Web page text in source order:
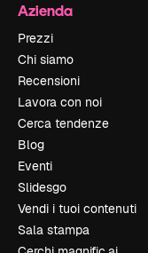
Azienda
Prezzi
Chi siamo
Recensioni
Lavora con noi
Cerca tendenze
Blog
Eventi
Slidesgo
Vendi i tuoi contenuti
Sala stampa